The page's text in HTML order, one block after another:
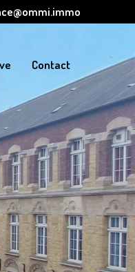
Contact